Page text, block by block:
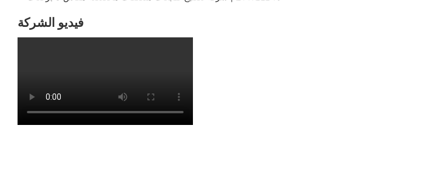
فيديو الشركة